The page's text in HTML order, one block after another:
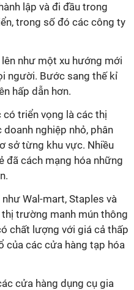
lập và đi đầu trong
trong số đó các công ty
như một xu hướng mới
người. Bước sang thế kỉ
hấp dẫn hơn.
có triển vọng là các thị
nghiệp nhỏ, phân
sở từng khu vực. Nhiều
đã cách mạng hóa những
như Wal-mart, Staples và
thị trường manh mún thông
chất l ượng với giá cả thấp
của các cửa hàng tạp hóa
cửa hàng dụng cụ gia